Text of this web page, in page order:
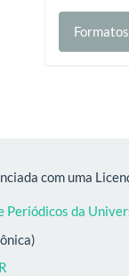
com uma
Periódicos da